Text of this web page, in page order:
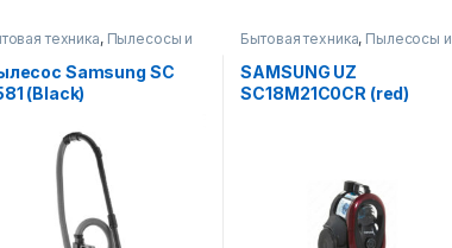
техника, Пылесосы и
Samsung SC
(Black)
Бытовая техника, Пылесосы и
SAMSUNG UZ
SC18M21C0CR (red)